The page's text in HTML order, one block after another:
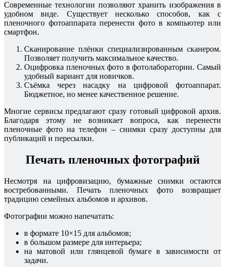
Современные технологии позволяют хранить изображения в
удобном виде. Существует несколько способов, как с
пленочного фотоаппарата перенести фото в компьютер или
смартфон.
Сканирование плёнки специализированным сканером.
Позволяет получить максимальное качество.
Оцифровка пленочных фото в фотолаборатории. Самый
удобный вариант для новичков.
Съёмка через насадку на цифровой фотоаппарат.
Бюджетное, но менее качественное решение.
Многие сервисы предлагают сразу готовый цифровой архив.
Благодаря этому не возникает вопроса, как перенести
пленочные фото на телефон – снимки сразу доступны для
публикаций и пересылки.
Печать пленочных фотографий
Несмотря на цифровизацию, бумажные снимки остаются
востребованными. Печать пленочных фото возвращает
традицию семейных альбомов и архивов.
Фотографии можно напечатать:
в формате 10×15 для альбомов;
в большом размере для интерьера;
на матовой или глянцевой бумаге в зависимости от
задачи.